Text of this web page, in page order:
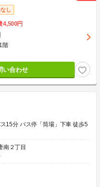
し
4,500円
1階
い合わせ
15分 バス停「筒場」下車 徒歩5
南２丁目